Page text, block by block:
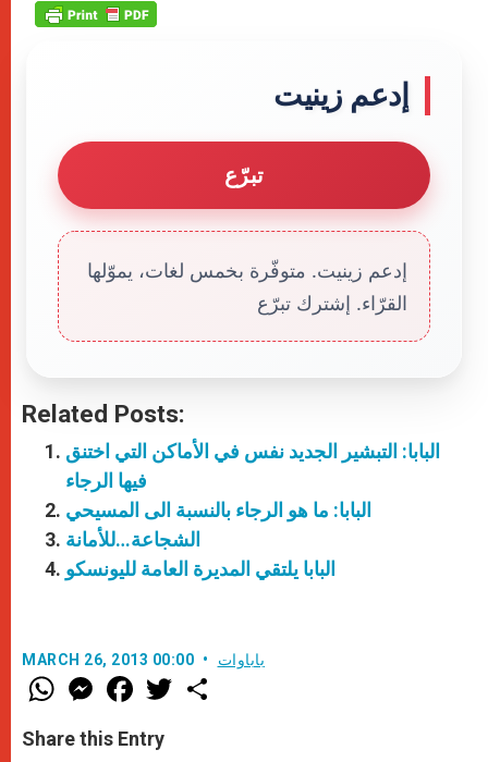
إدعم زينيت
تبرّع
إدعم زينيت. متوفّرة بخمس لغات، يموّلها
القرّاء. إشترك تبرّع
Related Posts:
البابا: التبشير الجديد نفس في الأماكن التي اختنق
فيها الرجاء
البابا: ما هو الرجاء بالنسبة الى المسيحي
الشجاعة…للأمانة
البابا يلتقي المديرة العامة لليونسكو
MARCH 26, 2013 00:00 باباوات
W
h
t
s
M
e
s
e
F
a
e
b
w
Share this Entry